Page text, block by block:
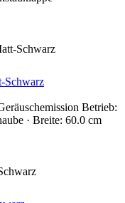
Schwarz
Betrieb:
· Breite: 60.0 cm